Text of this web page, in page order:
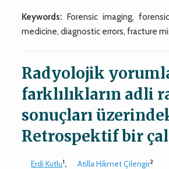
Keywords: Forensic imaging,
medicine, diagnostic errors, fracture
Radyolojik
farklılıkların adli
sonuçları
Retrospektif bir
Erdi Kutlu1, Atilla Hikmet Çilengir2